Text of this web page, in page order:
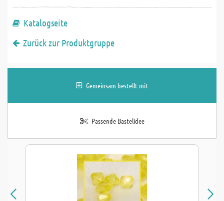
Katalogseite
Zurück zur Produktgruppe
Gemeinsam bestellt mit
Passende Bastelidee